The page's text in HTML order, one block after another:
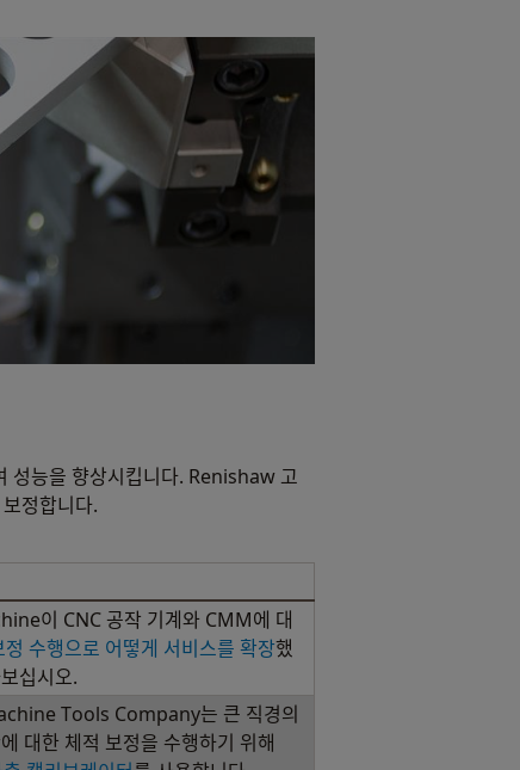
성능을 향상시킵니다. Renishaw 고
정합니다.
이 CNC 공작 기계와 CMM에 대
정 수행으로 어떻게 서비스를 확장했
십시오.
Tools Company는 큰 직경의
대한 체적 보정을 수행하기 위해